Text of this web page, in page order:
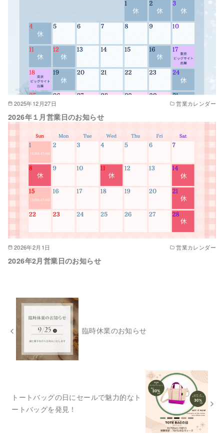
2025年12月27日 営業カレンダー
2026年１月営業日のお知らせ
2026年2月1日 営業カレンダー
2026年2月営業日のお知らせ
臨時休業のお知らせ
トートバッグの日にセールで魅力的なト
ートバッグを発見！